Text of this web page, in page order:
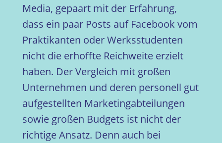
Media, gepaart mit der Erfahrung,
dass ein paar Posts auf Facebook vom
Praktikanten oder Werksstudenten
nicht die erhoffte Reichweite erzielt
haben. Der Vergleich mit großen
Unternehmen und deren personell gut
aufgestellten Marketingabteilungen
sowie großen Budgets ist nicht der
richtige Ansatz. Denn auch bei